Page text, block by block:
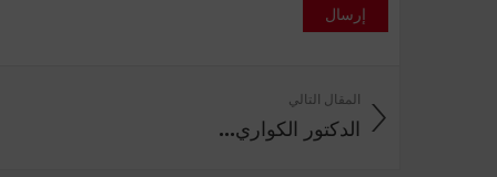
إرسال
المقال التالي
الدكتور‭ ‬الكواري‭ ...